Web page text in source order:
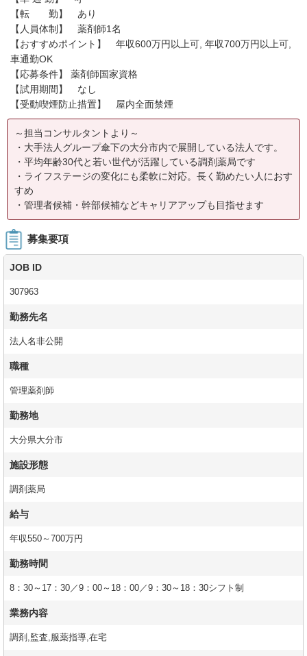
【転 勤】 あり
【人員体制】 薬剤師1名
【おすすめポイント】 年収600万円以上可, 年収700万円以上可,
車通勤OK
【応募条件】 薬剤師国家資格
【試用期間】 なし
【受動喫煙防止措置】 屋内全面禁煙
～担当コンサルタントより～
・大手法人グループ傘下の大分市内で展開している法人です。
・平均年齢30代と若い世代が活躍している調剤薬局です
・ライフステージの変化にも柔軟に対応。長く勤めたい人におす
すめ
・管理者候補・幹部候補などキャリアアップも目指せます
募集要項
JOB ID
307963
勤務先名
法人名非公開
職種
管理薬剤師
勤務地
大分県大分市
施設形態
調剤薬局
給与
年収550～700万円
勤務時間
8：30～17：30／9：00～18：00／9：30～18：30シフト制
業務内容
調剤,監査,服薬指導,在宅